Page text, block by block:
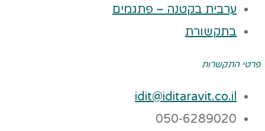
ערבית בקטנה – פתגמים
בתקשורת
פרטי התקשרות
idit@iditaravit.co.il
050-6289020